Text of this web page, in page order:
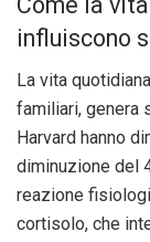
influiscono
La vita
familiari, genera
Harvard hanno
diminuzione del
reazione
cortisolo, che